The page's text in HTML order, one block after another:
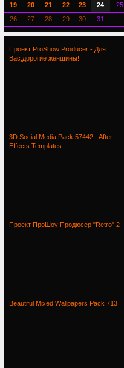
19
20 21 22 23 24
25
26
27 28 29 30 31
Проект ProShow Producer - Для
Вас,дорогие женщины!
3D Social Media Pack 57442 - After
Effects Templates
Проект ПроШоу Продюсер "Retro" 2
Beautiful Mixed Wallpapers Pack 713